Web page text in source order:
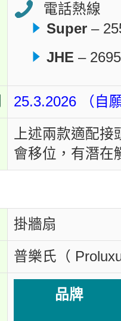
電話熱線
Super –
JHE –
25.3.2026 （自
上述兩款適配
會移位，有潛在
掛牆扇
普樂氏（
品牌